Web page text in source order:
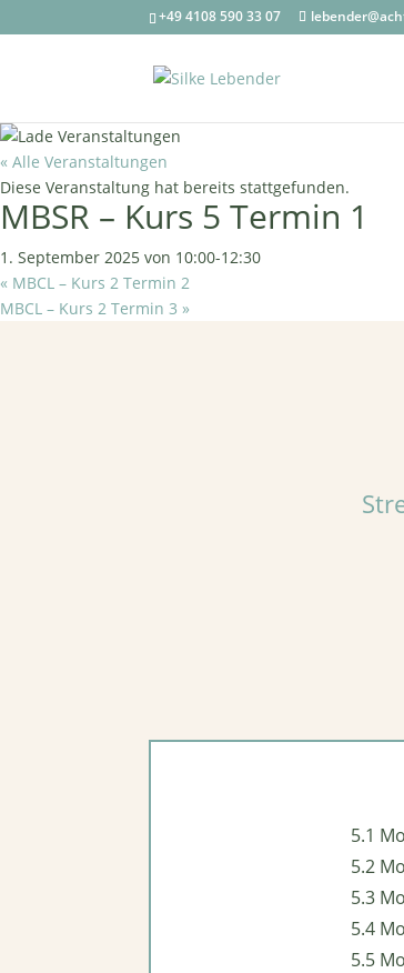
+49 4108 590 33 07
« Alle Veranstaltungen
Diese Veranstaltung hat bereits stattgefunden.
MBSR – Kurs 5 Termin 1
1. September 2025 von 10:00-12:30
« MBCL – Kurs 2 Termin 2
MBCL – Kurs 2 Termin 3 »
5.1
5.2
5.3
5.4
5.5